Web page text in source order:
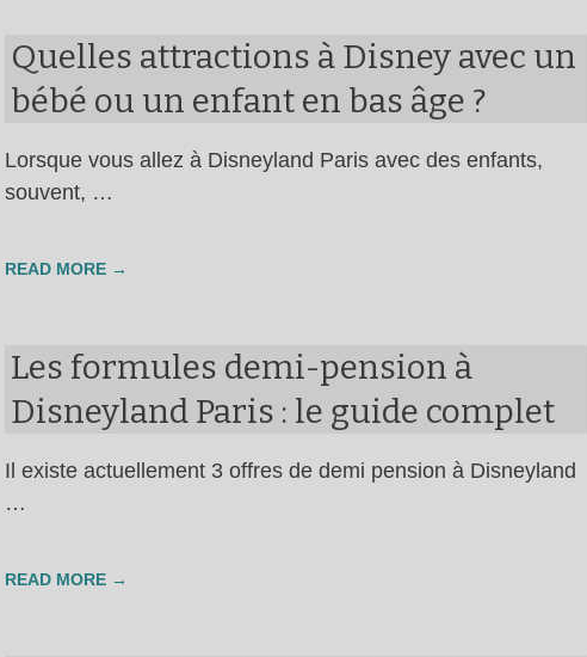
Quelles attractions à Disney avec un
bébé ou un enfant en bas âge ?
Lorsque vous allez à Disneyland Paris avec des enfants,
souvent, …
READ MORE →
Les formules demi-pension à
Disneyland Paris : le guide complet
Il existe actuellement 3 offres de demi pension à Disneyland
…
READ MORE →